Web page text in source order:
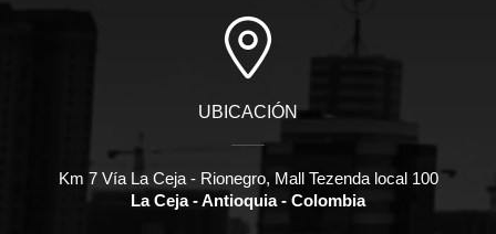
UBICACIÓN
Km 7 Vía La Ceja - Rionegro, Mall Tezenda local 100
La Ceja - Antioquia - Colombia